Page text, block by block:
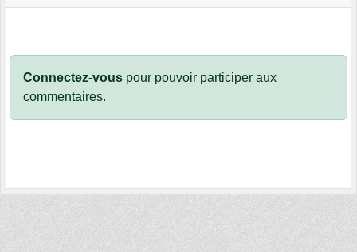
Connectez-vous pour pouvoir participer aux
commentaires.